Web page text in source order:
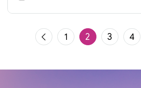
và ghi rõ họ tên ở trang 03, còn ít
1 2 3 4